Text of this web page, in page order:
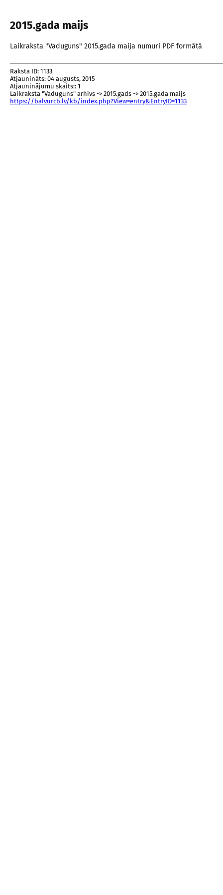
2015.gada maijs
Laikraksta "Vaduguns" 2015.gada maija numuri PDF formātā
Raksta ID: 1133
Atjaunināts: 04 augusts, 2015
Atjauninājumu skaits:: 1
Laikraksta "Vaduguns" arhīvs -> 2015.gads -> 2015.gada maijs
https://balvurcb.lv/kb/index.php?View=entry&EntryID=1133